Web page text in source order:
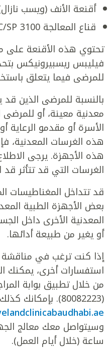
أقنعة الأنف (ويسب
قناع المعالجة 3100 NC/SP
تحتوي هذه الأقنعة
فيليبس ريسبيرونيكس
للمرضى فيما يتعلق
بالنسبة للمرضى الذين
معدنية معينة، أو
الأسرة أو مقدمو الرعاية
هذه الغرسات المعدنية،
هذه الأجهزة. يرجى
الغرسات التي قد تتأثر
قد تتداخل المغناطيسات
بعض الأجهزة الطبية
المعدنية الأخرى داخل
أو يغير من طبيعة أدائها.
إذا كنت ترغب في
استفسارات أخرى، يمكنك
من خلال تطبيق بوابة
(80082223). بإمكانك كذلك إرسال بريد إلكتروني إلى
ساعة (خلال أيام العمل).